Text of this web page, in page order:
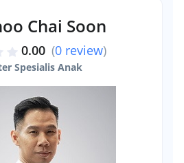
Chai Soon
0.00 (0 review)
Spesialis Anak